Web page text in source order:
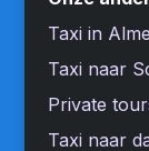
Taxi in
Taxi naar
Private
Taxi naar